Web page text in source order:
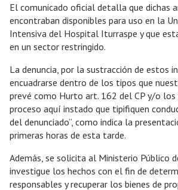
El comunicado oficial detalla que dichas
encontraban disponibles para uso en la
Intensiva del Hospital Iturraspe y que
en un sector restringido.
La denuncia, por la sustracción de estos
encuadrarse dentro de los tipos que
prevé como Hurto art. 162 del CP y/o los
proceso aquí instado que tipifiquen
del denunciado”, como indica la
primeras horas de esta tarde.
Además, se solicita al Ministerio Público
investigue los hechos con el fin de
responsables y recuperar los bienes de